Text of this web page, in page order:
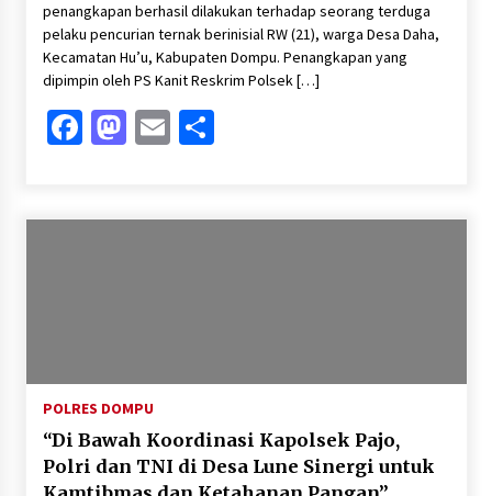
Sekjen GTKN Desak Revisi PermenPANRB
Nomor 9 Tahun 2026, Soroti Ketidakpastian
Nasib PPPK Paruh Waktu di Tengah
Keterbatasan Fiskal Daerah
3 minggu ago
Polsek Pekat Kawal Aksi Petani Tebu Secara
Humanis, Dialog dengan PT SMS Hasilkan
penangkapan berhasil dilakukan terhadap seorang terduga
pelaku pencurian ternak berinisial RW (21), warga Desa Daha,
Kecamatan Hu’u, Kabupaten Dompu. Penangkapan yang
dipimpin oleh PS Kanit Reskrim Polsek […]
Facebook
Mastodon
EmailShare
POLRES DOMPU
“Di Bawah Koordinasi Kapolsek Pajo,
Polri dan TNI di Desa Lune Sinergi untuk